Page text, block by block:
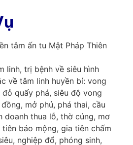
tâm ấn tu Mật Pháp Thiên
linh, trị bệnh về siêu hình
về tâm linh huyền bí: vong
quấy phá, siêu độ vong
mở phủ, phá thai, cầu
doanh thua lỗ, thờ cúng, mơ
báo mộng, gia tiên chấm
nghiệp đổ, phóng sinh,